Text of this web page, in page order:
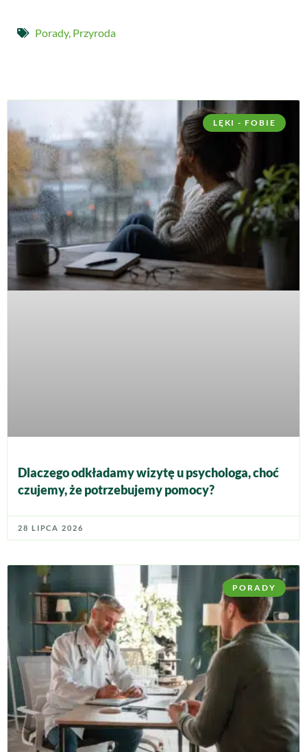
Porady, Przyroda
LĘKI - FOBIE
Dlaczego odkładamy wizytę u psychologa, choć
czujemy, że potrzebujemy pomocy?
28 LIPCA 2026
PORADY